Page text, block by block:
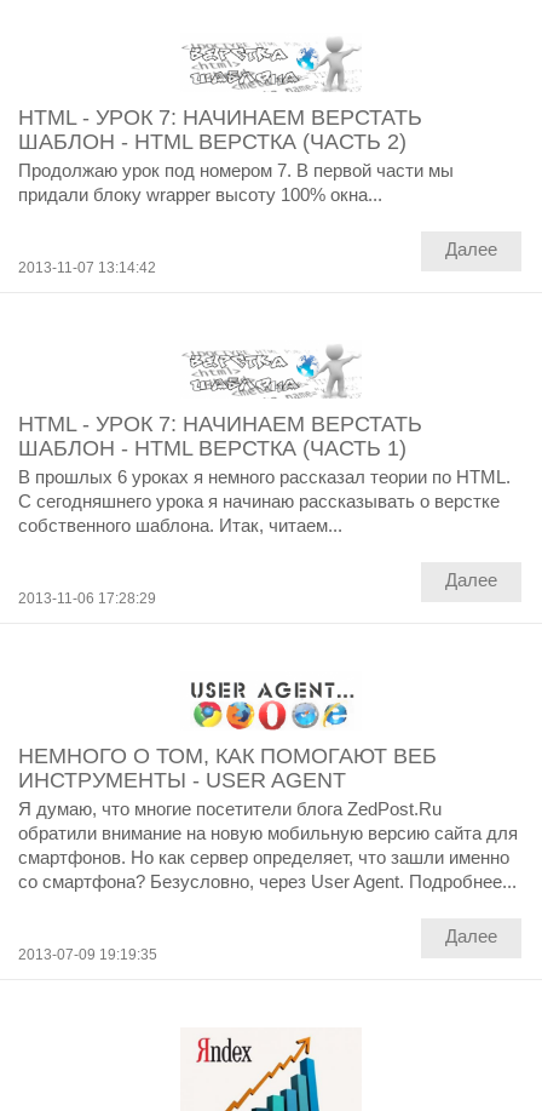
HTML - УРОК 7: НАЧИНАЕМ ВЕРСТАТЬ
ШАБЛОН - HTML ВЕРСТКА (ЧАСТЬ 2)
Продолжаю урок под номером 7. В первой части мы
придали блоку wrapper высоту 100% окна...
2013-11-07 13:14:42
Далее
HTML - УРОК 7: НАЧИНАЕМ ВЕРСТАТЬ
ШАБЛОН - HTML ВЕРСТКА (ЧАСТЬ 1)
В прошлых 6 уроках я немного рассказал теории по HTML.
С сегодняшнего урока я начинаю рассказывать о верстке
собственного шаблона. Итак, читаем...
2013-11-06 17:28:29
Далее
НЕМНОГО О ТОМ, КАК ПОМОГАЮТ ВЕБ
ИНСТРУМЕНТЫ - USER AGENT
Я думаю, что многие посетители блога ZedPost.Ru
обратили внимание на новую мобильную версию сайта для
смартфонов. Но как сервер определяет, что зашли именно
со смартфона? Безусловно, через User Agent. Подробнее...
2013-07-09 19:19:35
Далее